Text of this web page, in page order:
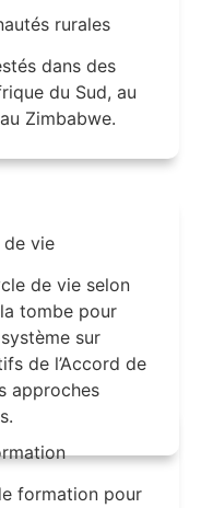
rurales
dans des
du Sud, au
Zimbabwe.
de vie
de vie selon
tombe pour
sur
de l’Accord de
approches
formation pour